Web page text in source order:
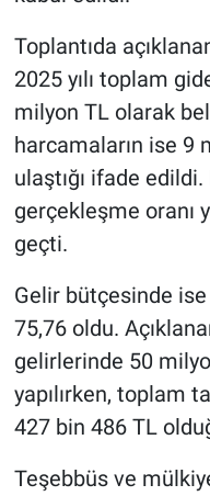
Toplantıda
2025 yılı toplam
milyon TL olarak
harcamaların ise 9
ulaştığı ifade
gerçekleşme oranı
geçti.
Gelir bütçesinde
75,76 oldu.
gelirlerinde 50
yapılırken, toplam
427 bin 486 TL
Teşebbüs ve